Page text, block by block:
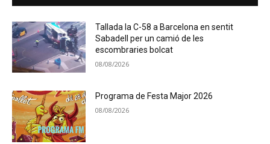
Tallada la C-58 a Barcelona en sentit
Sabadell per un camió de les
escombraries bolcat
08/08/2026
Programa de Festa Major 2026
08/08/2026